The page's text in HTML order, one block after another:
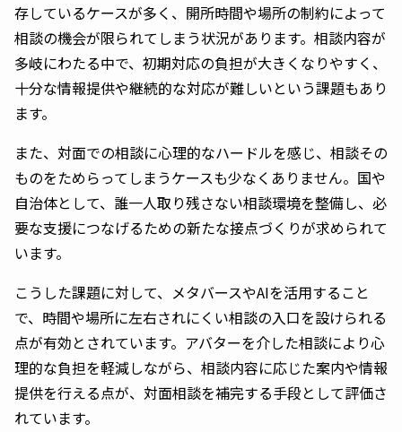
存しているケースが多く、開所時間や場所の制約によって
相談の機会が限られてしまう状況があります。相談内容が
多岐にわたる中で、初期対応の負担が大きくなりやすく、
十分な情報提供や継続的な対応が難しいという課題もあり
ます。
また、対面での相談に心理的なハードルを感じ、相談その
ものをためらってしまうケースも少なくありません。国や
自治体として、誰一人取り残さない相談環境を整備し、必
要な支援につなげるための新たな接点づくりが求められて
います。
こうした課題に対して、メタバースやAIを活用すること
で、時間や場所に左右されにくい相談の入口を設けられる
点が有効とされています。アバターを介した相談により心
理的な負担を軽減しながら、相談内容に応じた案内や情報
提供を行える点が、対面相談を補完する手段として評価さ
れています。